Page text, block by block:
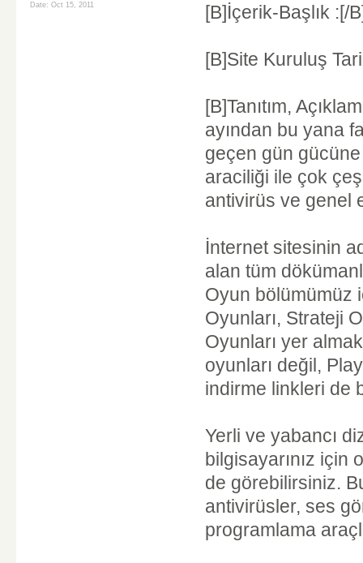
Date: Oct 15, 2011 [B]İçerik-Başlık :[/
[B]Site Kuruluş
[B]Tanıtım,
ayından bu yana
geçen gün
araciliği ile çok
antivirüs ve genel
İnternet sitesinin
alan tüm
Oyun bölümümüz
Oyunları, Strateji
Oyunları yer
oyunları değil,
indirme linkleri de
Yerli ve yabancı
bilgisayarınız için
de görebilirsiniz.
antivirüsler, ses
programlama